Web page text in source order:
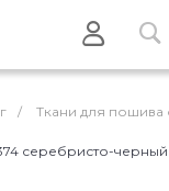
/ Ткани для пошива
серебристо-черный